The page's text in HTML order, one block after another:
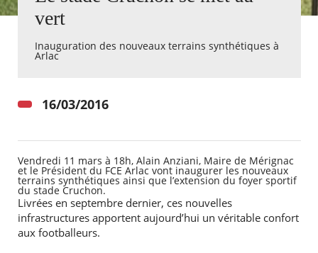
Eco
Watt
Actualités
RECHERCHER ...
vert
Inauguration des nouveaux terrains synthétiques à
Arlac
16/03/2016
Vendredi 11 mars à 18h, Alain Anziani, Maire de Mérignac
et le Président du FCE Arlac vont inaugurer les nouveaux
terrains synthétiques ainsi que l’extension du foyer sportif
du stade Cruchon.
Livrées en septembre dernier, ces nouvelles
infrastructures apportent aujourd’hui un véritable confort
aux footballeurs.